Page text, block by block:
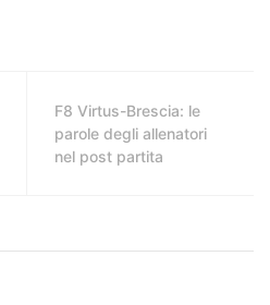
F8 Virtus-Brescia: le
parole degli allenatori
nel post partita